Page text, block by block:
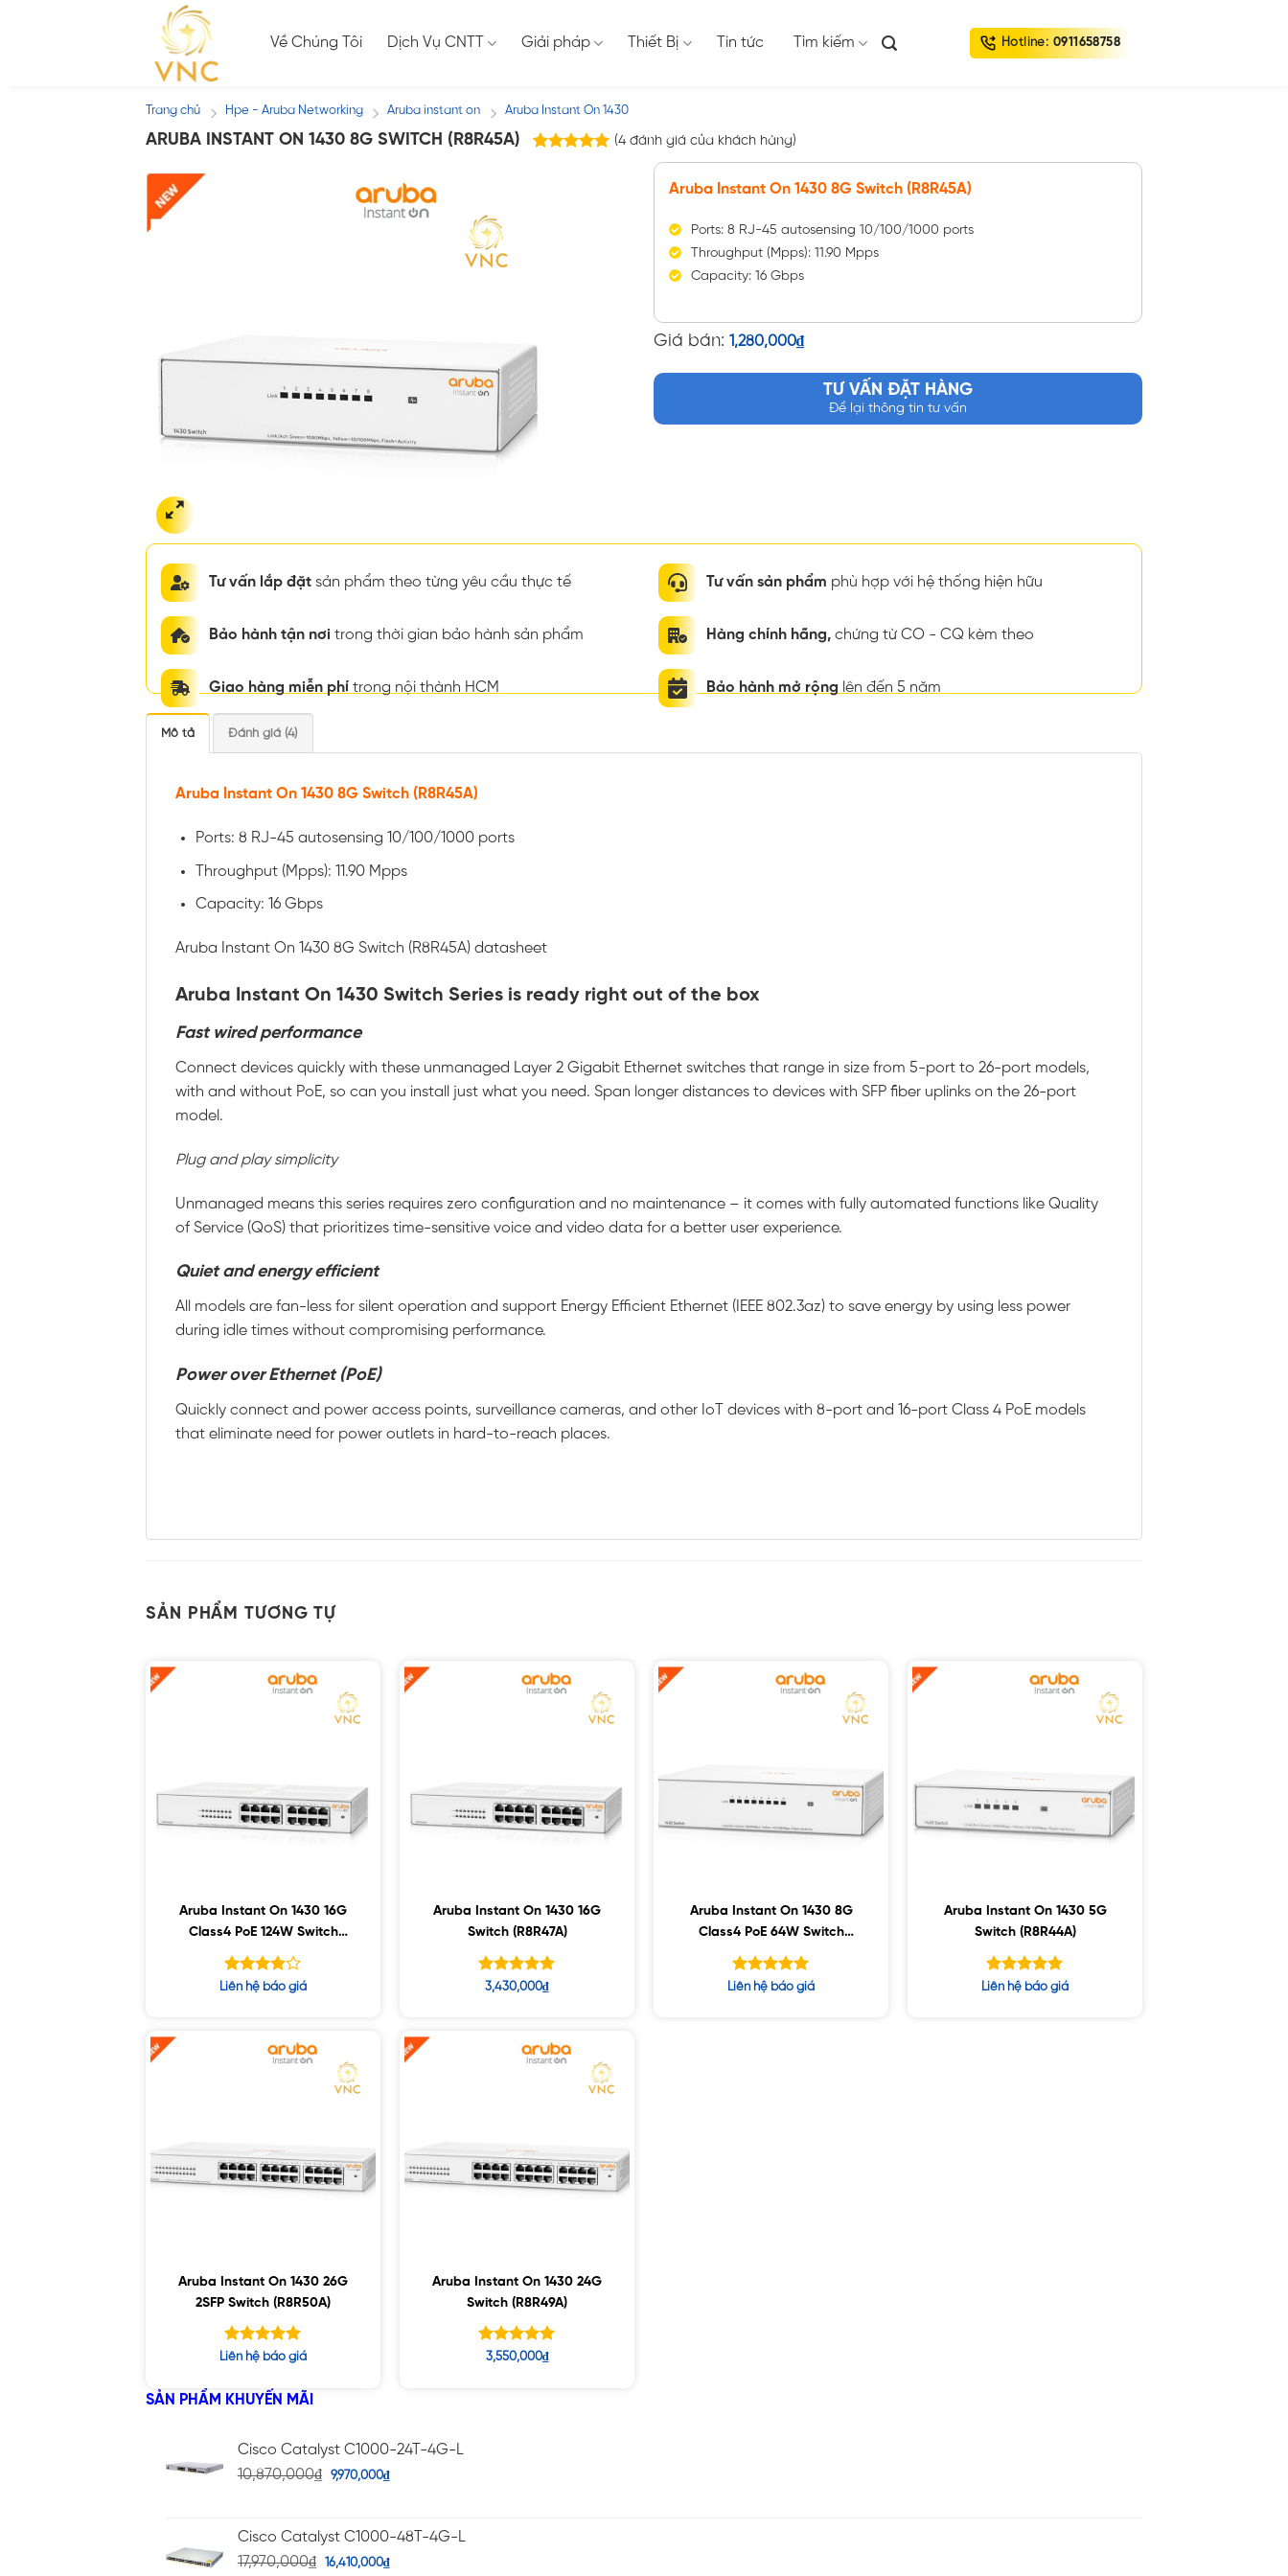
Về Chúng Tôi Dịch Vụ CNTT Giải pháp Thiết Bị Tin tức Tìm kiếm Hotline: 0911658758
Trang chủ / Hpe - Aruba Networking / Aruba instant on / Aruba Instant On 1430
ARUBA INSTANT ON 1430 8G SWITCH (R8R45A) (4đánh giá của khách hàng)
Aruba Instant On 1430 8G Switch (R8R45A)
Ports: 8 RJ-45 autosensing 10/100/1000 ports
Throughput (Mpps): 11.90 Mpps
Capacity: 16 Gbps
Giá bán: 1,280,000₫
TƯ VẤN ĐẶT HÀNG
Để lại thông tin tư vấn
Tư vấn lắp đặt sản phẩm theo từng yêu cầu thực tế
Bảo hành tận nơi trong thời gian bảo hành sản phẩm
Giao hàng miễn phí trong nội thành HCM
Tư vấn sản phẩm phù hợp với hệ thống hiện hữu
Hàng chính hãng, chứng từ CO - CQ kèm theo
Bảo hành mở rộng lên đến 5 năm
Mô tả Đánh giá (4)
Aruba Instant On 1430 8G Switch (R8R45A)
Ports: 8 RJ-45 autosensing 10/100/1000 ports
Throughput (Mpps): 11.90 Mpps
Capacity: 16 Gbps
Aruba Instant On 1430 8G Switch (R8R45A) datasheet
Aruba Instant On 1430 Switch Series is ready right out of the box
Fast wired performance
Connect devices quickly with these unmanaged Layer 2 Gigabit Ethernet switches that range in size from 5-port to 26-port models,
with and without PoE, so can you install just what you need. Span longer distances to devices with SFP fiber uplinks on the 26-port
model.
Plug and play simplicity
Unmanaged means this series requires zero configuration and no maintenance – it comes with fully automated functions like Quality
of Service (QoS) that prioritizes time-sensitive voice and video data for a better user experience.
Quiet and energy efficient
All models are fan-less for silent operation and support Energy Efficient Ethernet (IEEE 802.3az) to save energy by using less power
during idle times without compromising performance.
Power over Ethernet (PoE)
Quickly connect and power access points, surveillance cameras, and other IoT devices with 8-port and 16-port Class 4 PoE models
that eliminate need for power outlets in hard-to-reach places.
SẢN PHẨM TƯƠNG TỰ
Aruba Instant On 1430 16G
Class4 PoE 124W Switch
(R8R48A)
Được
Liên hệ báo giá
Aruba Instant On 1430 16G
Switch (R8R47A)
Được xếp
3,430,000₫
Aruba Instant On 1430 8G
Class4 PoE 64W Switch
(R8R46A)
Được xếp
Liên hệ báo giá
Aruba Instant On 1430 5G
Switch (R8R44A)
Được xếp
Liên hệ báo giá
Aruba Instant On 1430 26G
2SFP Switch (R8R50A)
Được xếp
5 sao
Liên hệ báo giá
Aruba Instant On 1430 24G
Switch (R8R49A)
Được xếp
3,550,000₫
SẢN PHẨM KHUYẾN MÃI
Cisco Catalyst C1000-24T-4G-L
10,870,000₫ 9,970,000₫
Cisco Catalyst C1000-48T-4G-L
17,970,000₫ 16,410,000₫